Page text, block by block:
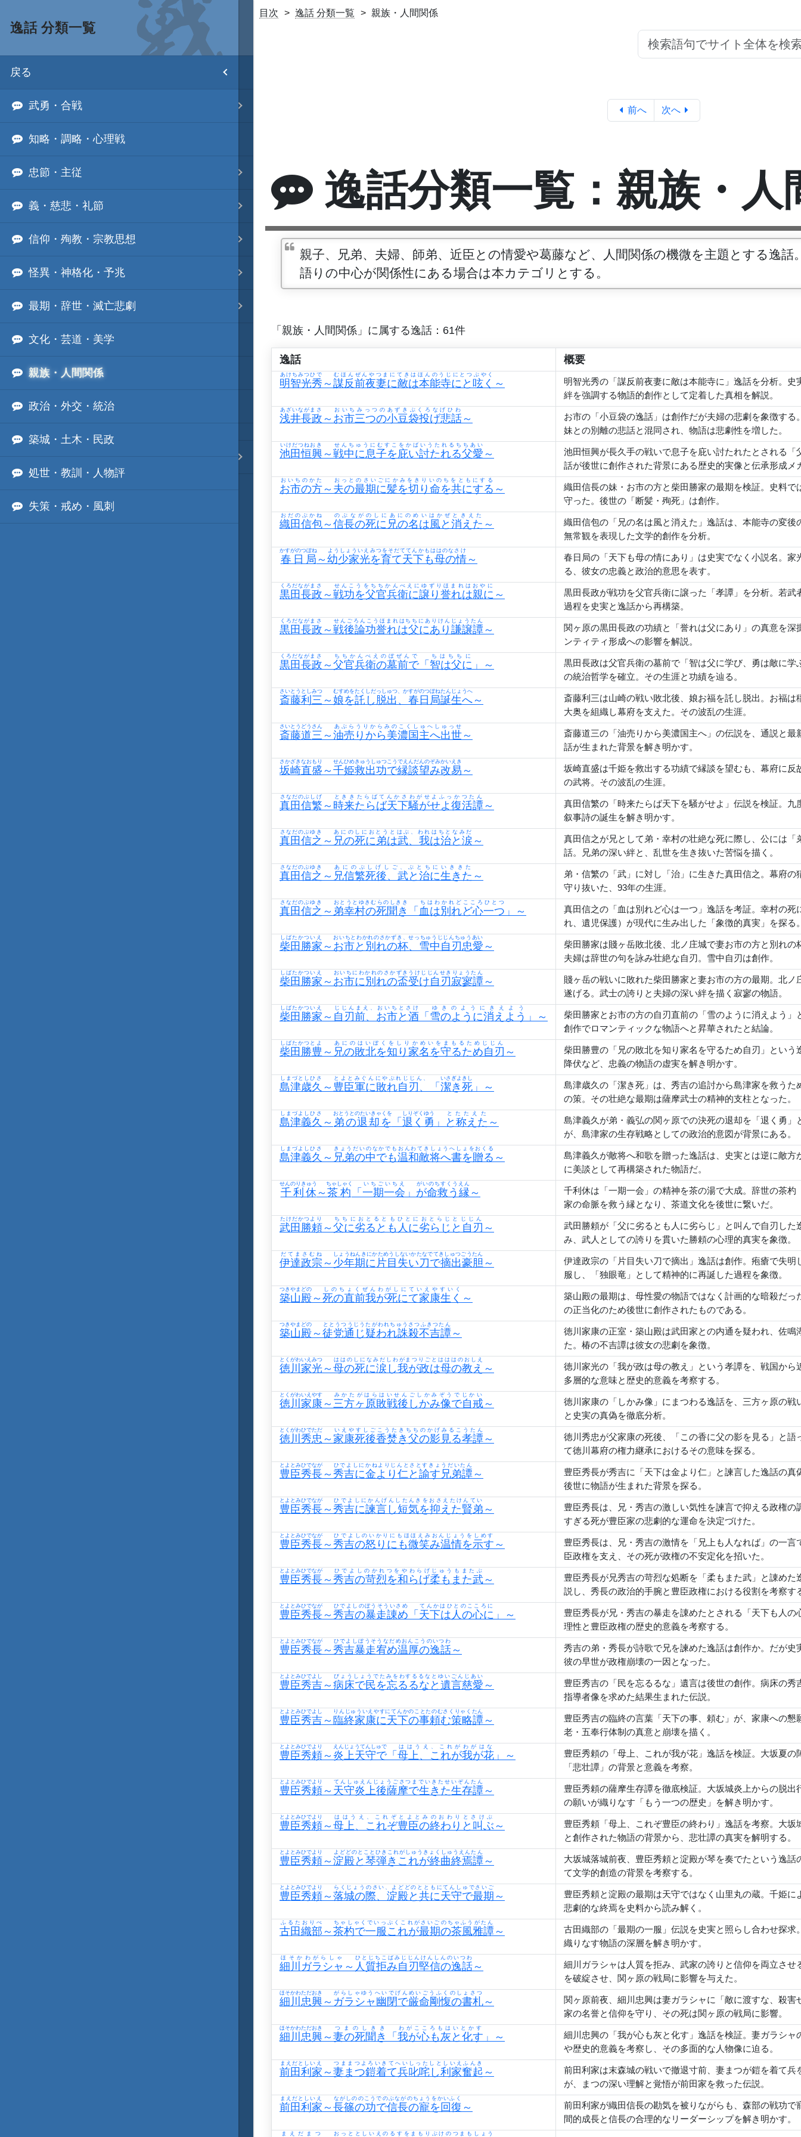
目次
武将 読み一覧
姫 読み一覧
家宝 分類一覧
城 地域分類
合戦 地域分類
事変 地域分類
逸話 分類一覧
逸話 分類一覧
戻る
武勇・合戦
知略・調略・心理戦
忠節・主従
義・慈悲・礼節
信仰・殉教・宗教思想
怪異・神格化・予兆
最期・辞世・滅亡悲劇
文化・芸道・美学
親族・人間関係
政治・外交・統治
築城・土木・民政
処世・教訓・人物評
失策・戒め・風刺
戦国ニュース
寺社・城・庭園ニュース
信長の野望ニュース
目次 逸話 分類一覧 親族・人間関係
前へ 次へ
逸話分類一覧：親族・人
親子、兄弟、夫婦、師弟、近臣との情愛や葛藤など、人間関係の機微を主題とする逸
語りの中心が関係性にある場合は本カテゴリとする。
「親族・人間関係」に属する逸話：61件
逸話
概要
明智光秀
あけちみつひで
～ 謀反前夜妻に敵は本能寺にと呟く
むほんぜんやつまにてきはほんのうじにとつぶやく
～
明智光秀の「謀反前夜妻に敵は本能寺に」逸話を分析。
絆を強調する物語的創作として定着した真相を解説。
浅井長政
あざいながまさ
～ お市三つの小豆袋投げ悲話
おいちみっつのあずきぶくろなげひわ
～
お市の「小豆袋の逸話」は創作だが夫婦の悲劇を象徴す
妹との別離の悲話と混同され、物語は悲劇性を増した。
池田恒興
いけだつねおき
～ 戦中に息子を庇い討たれる父愛
せんちゅうにむすこをかばいうたれるちちあい
～
池田恒興が長久手の戦いで息子を庇い討たれたとされる
話が後世に創作された背景にある歴史的実像と伝承形成メ
お市の方
おいちのかた
～ 夫の最期に髪を切り命を共にする
おっとのさいごにかみをきりいのちをともにする
～
織田信長の妹・お市の方と柴田勝家の最期を検証。史料
守った。後世の「断髪・殉死」は創作。
織田信包
おだのぶかね
～ 信長の死に兄の名は風と消えた
のぶながのしにあにのめいはかぜときえた
～
織田信包の「兄の名は風と消えた」逸話は、本能寺の変
無常観を表現した文学的創作を分析。
春日局
かすがのつぼね
～ 幼少家光を育て天下も母の情
ようしょういえみつをそだててんかもははのなさけ
～
春日局の「天下も母の情にあり」は史実でなく小説名。
る、彼女の忠義と政治的意思を表す。
黒田長政
くろだながまさ
～ 戦功を父官兵衛に譲り誉れは親に
せんこうをちちかんべえにゆずりほまれはおやに
～
黒田長政が戦功を父官兵衛に譲った「孝譚」を分析。若
過程を史実と逸話から再構築。
黒田長政
くろだながまさ
～ 戦後論功誉れは父にあり謙譲譚
せんごろんこうほまれはちちにありけんじょうたん
～
関ヶ原の黒田長政の功績と「誉れは父にあり」の真意を
ンティティ形成への影響を解説。
黒田長政
くろだながまさ
～ 父官兵衛の墓前で
ちちかんべえのぼぜんで
「 智は父に
ちはちちに
」～
黒田長政は父官兵衛の墓前で「智は父に学び、勇は敵に
の統治哲学を確立。その生涯と功績を辿る。
斎藤利三
さいとうとしみつ
～ 娘を託し脱出、春日局誕生へ
むすめをたくしだっしゅつ、かすがのつぼねたんじょうへ
～
斎藤利三は山崎の戦い敗北後、娘お福を託し脱出。お福
大奥を組織し幕府を支えた。その波乱の生涯。
斎藤道三
さいとうどうさん
～ 油売りから美濃国主へ出世
あぶらうりからみのこくしゅへしゅっせ
～
斎藤道三の「油売りから美濃国主へ」の伝説を、通説と
話が生まれた背景を解き明かす。
坂崎直盛
さかざきなおもり
～ 千姫救出功で縁談望み改易
せんひめきゅうしゅつこうでえんだんのぞみかいえき
～
坂崎直盛は千姫を救出する功績で縁談を望むも、幕府に
の武将。その波乱の生涯。
真田信繁
さなだのぶしげ
～ 時来たらば天下騒がせよ復活譚
とききたらばてんかさわがせよふっかつたん
～
真田信繁の「時来たらば天下を騒がせよ」伝説を検証。
叙事詩の誕生を解き明かす。
真田信之
さなだのぶゆき
～ 兄の死に弟は武、我は治と涙
あにのしにおとうとはぶ、われはちとなみだ
～
真田信之が兄として弟・幸村の壮絶な死に際し、公には
話。兄弟の深い絆と、乱世を生き抜いた苦悩を描く。
真田信之
さなだのぶゆき
～ 兄信繁死後、武と治に生きた
あにのぶしげしご、ぶとちにいききた
～
弟・信繁の「武」に対し「治」に生きた真田信之。幕府
守り抜いた、93年の生涯。
真田信之
さなだのぶゆき
～ 弟幸村の死聞き
おとうとゆきむらのしきき
「 血は別れど心一つ
ちはわかれどこころひとつ
」～
真田信之の「血は別れど心は一つ」逸話を考証。幸村の
れ、遺児保護）が現代に生み出した「象徴的真実」を探る
柴田勝家
しばたかついえ
～ お市と別れの杯、雪中自刃忠愛
おいちとわかれのさかずき、せっちゅうじじんちゅうあい
～
柴田勝家は賤ヶ岳敗北後、北ノ庄城で妻お市の方と別れ
夫婦は辞世の句を詠み壮絶な自刃。雪中自刃は創作。
柴田勝家
しばたかついえ
～ お市に別れの盃受け自刃寂寥譚
おいちにわかれのさかずきうけじじんせきりょうたん
～
賤ヶ岳の戦いに敗れた柴田勝家と妻お市の方の最期。北
遂げる。武士の誇りと夫婦の深い絆を描く寂寥の物語。
柴田勝家
しばたかついえ
～ 自刃前、お市と酒
じじんまえ、おいちとさけ
「 雪のように消えよう
ゆきのようにきえよう
」～
柴田勝家とお市の方の自刃直前の「雪のように消えよう
創作でロマンティックな物語へと昇華されたと結論。
柴田勝豊
しばたかつとよ
～ 兄の敗北を知り家名を守るため自刃
あにのはいぼくをしりかめいをまもるためじじん
～
柴田勝豊の「兄の敗北を知り家名を守るため自刃」とい
降伏など、忠義の物語の虚実を解き明かす。
島津歳久
しまづとしひさ
～ 豊臣軍に敗れ自刃、
とよとみぐんにやぶれじじん、
「 潔き死
いさぎよきし
」～
島津歳久の「潔き死」は、秀吉の追討から島津家を救う
の策。その壮絶な最期は薩摩武士の精神的支柱となった。
島津義久
しまづよしひさ
～ 弟の退却を
おとうとのたいきゃくを
「 退く勇
しりぞくゆう
」 と称えた
とたたえた
～
島津義久が弟・義弘の関ヶ原での決死の退却を「退く勇
が、島津家の生存戦略としての政治的意図が背景にある。
島津義久
しまづよしひさ
～ 兄弟の中でも温和敵将へ書を贈る
きょうだいのなかでもおんわてきしょうへしょをおくる
～
島津義久が敵将へ和歌を贈った逸話は、史実とは逆に敵
に美談として再構築された物語だ。
千利休
せんのりきゅう
～ 茶杓
ちゃしゃく
「 一期一会
いちごいちえ
」 が命救う縁
がいのちすくうえん
～
千利休は「一期一会」の精神を茶の湯で大成。辞世の茶
家の命脈を救う縁となり、茶道文化を後世に繋いだ。
武田勝頼
たけだかつより
～ 父に劣るとも人に劣らじと自刃
ちちにおとるともひとにおとらじとじじん
～
武田勝頼が「父に劣るとも人に劣らじ」と叫んで自刃し
み、武人としての誇りを貫いた勝頼の心理的真実を象徴。
伊達政宗
だてまさむね
～ 少年期に片目失い刀で摘出豪胆
しょうねんきにかためうしないかたなでてきしゅつごうたん
～
伊達政宗の「片目失い刀で摘出」逸話は創作。疱瘡で失
服し、「独眼竜」として精神的に再誕した過程を象徴。
築山殿
つきやまどの
～ 死の直前我が死にて家康生く
しのちょくぜんわがしにていえやすいく
～
築山殿の最期は、母性愛の物語ではなく計画的な暗殺だ
の正当化のため後世に創作されたものである。
築山殿
つきやまどの
～ 徒党通じ疑われ誅殺不吉譚
ととうつうじうたがわれちゅうさつふきつたん
～
徳川家康の正室・築山殿は武田家との内通を疑われ、佐
た。椿の不吉譚は彼女の悲劇を象徴。
徳川家光
とくがわいえみつ
～ 母の死に涙し我が政は母の教え
ははのしになみだしわがまつりごとはははのおしえ
～
徳川家光の「我が政は母の教え」という孝譚を、戦国か
多層的な意味と歴史的意義を考察する。
徳川家康
とくがわいえやす
～ 三方ヶ原敗戦後しかみ像で自戒
みかたがはらはいせんごしかみぞうでじかい
～
徳川家康の「しかみ像」にまつわる逸話を、三方ヶ原の
と史実の真偽を徹底分析。
徳川秀忠
とくがわひでただ
～ 家康死後香焚き父の影見る孝譚
いえやすしごこうたきちちのかげみるこうたん
～
徳川秀忠が父家康の死後、「この香に父の影を見る」と
て徳川幕府の権力継承におけるその意味を探る。
豊臣秀長
とよとみひでなが
～ 秀吉に金より仁と諭す兄弟譚
ひでよしにかねよりじんとさとすきょうだいたん
～
豊臣秀長が秀吉に「天下は金より仁」と諫言した逸話の
後世に物語が生まれた背景を探る。
豊臣秀長
とよとみひでなが
～ 秀吉に諫言し短気を抑えた賢弟
ひでよしにかんげんしたんきをおさえたけんてい
～
豊臣秀長は、兄・秀吉の激しい気性を諫言で抑える政権
すぎる死が豊臣家の悲劇的な運命を決定づけた。
豊臣秀長
とよとみひでなが
～ 秀吉の怒りにも微笑み温情を示す
ひでよしのいかりにもほほえみおんじょうをしめす
～
豊臣秀長は、兄・秀吉の激情を「兄上も人なれば」の一
臣政権を支え、その死が政権の不安定化を招いた。
豊臣秀長
とよとみひでなが
～ 秀吉の苛烈を和らげ柔もまた武
ひでよしのかれつをやわらげじゅうもまたぶ
～
豊臣秀長が兄秀吉の苛烈な処断を「柔もまた武」と諌め
説し、秀長の政治的手腕と豊臣政権における役割を考察す
豊臣秀長
とよとみひでなが
～ 秀吉の暴走諌め
ひでよしのぼうそういさめ
「 天下は人の心に
てんかはひとのこころに
」～
豊臣秀長が兄・秀吉の暴走を諌めたとされる「天下も人
理性と豊臣政権の歴史的意義を考察する。
豊臣秀長
とよとみひでなが
～ 秀吉暴走宥め温厚の逸話
ひでよしぼうそうなだめおんこうのいつわ
～
秀吉の弟・秀長が詩歌で兄を諫めた逸話は創作か。だが
彼の早世が政権崩壊の一因となった。
豊臣秀吉
とよとみひでよし
～ 病床で民を忘るるなと遺言慈愛
びょうしょうでたみをわするるなとゆいごんじあい
～
豊臣秀吉の「民を忘るるな」遺言は後世の創作。病床の
指導者像を求めた結果生まれた伝説。
豊臣秀吉
とよとみひでよし
～ 臨終家康に天下の事頼む策略譚
りんじゅういえやすにてんかのことたのむさくりゃくたん
～
豊臣秀吉の臨終の言葉「天下の事、頼む」が、家康への
老・五奉行体制の真意と崩壊を描く。
豊臣秀頼
とよとみひでより
～ 炎上天守で
えんじょうてんしゅで
「 母上、これが我が花
ははうえ、これがわがはな
」～
豊臣秀頼の「母上、これが我が花」逸話を検証。大坂夏
「悲壮譚」の背景と意義を考察。
豊臣秀頼
とよとみひでより
～ 天守炎上後薩摩で生きた生存譚
てんしゅえんじょうごさつまでいきたせいぞんたん
～
豊臣秀頼の薩摩生存譚を徹底検証。大坂城炎上からの脱
の願いが織りなす「もう一つの歴史」を解き明かす。
豊臣秀頼
とよとみひでより
～ 母上、これぞ豊臣の終わりと叫ぶ
ははうえ、これぞとよとみのおわりとさけぶ
～
豊臣秀頼「母上、これぞ豊臣の終わり」逸話を考察。大
と創作された物語の背景から、悲壮譚の真実を解明する。
豊臣秀頼
とよとみひでより
～ 淀殿と琴弾きこれが終曲終焉譚
よどどのとことひきこれがしゅうきょくしゅうえんたん
～
大坂城落城前夜、豊臣秀頼と淀殿が琴を奏でたという逸
て文学的創造の背景を考察する。
豊臣秀頼
とよとみひでより
～ 落城の際、淀殿と共に天守で最期
らくじょうのさい、よどどのとともにてんしゅでさいご
～
豊臣秀頼と淀殿の最期は天守ではなく山里丸の蔵。千姫
悲劇的な終焉を史料から読み解く。
古田織部
ふるたおりべ
～ 茶杓で一服これが最期の茶風雅譚
ちゃしゃくでいっぷくこれがさいごのちゃふうがたん
～
古田織部の「最期の一服」伝説を史実と照らし合わせ探
織りなす物語の深層を解き明かす。
細川ガラシャ
ほそかわがらしゃ
～ 人質拒み自刃堅信の逸話
ひとじちこばみじじんけんしんのいつわ
～
細川ガラシャは人質を拒み、武家の誇りと信仰を両立さ
を破綻させ、関ヶ原の戦局に影響を与えた。
細川忠興
ほそかわただおき
～ ガラシャ幽閉で厳命剛愎の書札
がらしゃゆうへいでげんめいごうふくのしょさつ
～
関ヶ原前夜、細川忠興は妻ガラシャに「敵に渡すな、殺
家の名誉と信仰を守り、その死は関ヶ原の戦局に影響。
細川忠興
ほそかわただおき
～ 妻の死聞き
つまのしきき
「 我が心も灰と化す
わがこころもはいとかす
」～
細川忠興の「我が心も灰と化す」逸話を検証。妻ガラシ
や歴史的意義を考察し、その多面的な人物像に迫る。
前田利家
まえだとしいえ
～ 妻まつ鎧着て兵叱咤し利家奮起
つままつよろいきてへいしったしとしいえふんき
～
前田利家は末森城の戦いで撤退寸前、妻まつが鎧を着て
が、まつの深い理解と覚悟が前田家を救った伝説。
前田利家
まえだとしいえ
～ 長篠の功で信長の寵を回復
ながしののこうでのぶながのちょうをかいふく
～
前田利家が織田信長の勘気を被りながらも、森部の戦功
間的成長と信長の合理的なリーダーシップを解き明かす。
まえだまつ おっととしいえのるすをまもりぶけのつまもしょう